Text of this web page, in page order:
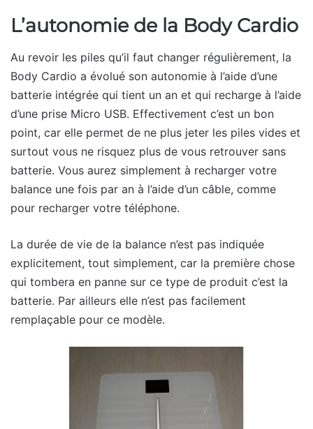
L’autonomie de la Body Cardio
Au revoir les piles qu’il faut changer régulièrement, la
Body Cardio a évolué son autonomie à l’aide d’une
batterie intégrée qui tient un an et qui recharge à l’aide
d’une prise Micro USB. Effectivement c’est un bon
point, car elle permet de ne plus jeter les piles vides et
surtout vous ne risquez plus de vous retrouver sans
batterie. Vous aurez simplement à recharger votre
balance une fois par an à l’aide d’un câble, comme
pour recharger votre téléphone.
La durée de vie de la balance n’est pas indiquée
explicitement, tout simplement, car la première chose
qui tombera en panne sur ce type de produit c’est la
batterie. Par ailleurs elle n’est pas facilement
remplaçable pour ce modèle.